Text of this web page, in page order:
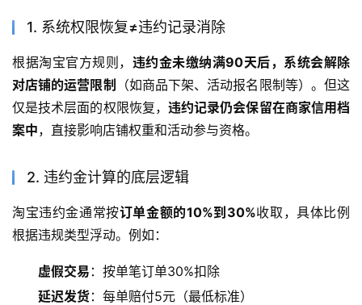
1. 系统权限恢复≠违约记录消除
根据淘宝官方规则， 违约金未缴纳满90天后，系统会解除
对店铺的运营限制 （如商品下架、活动报名限制等）。但这
仅是技术层面的权限恢复， 违约记录仍会保留在商家信用档
案中，直接影响店铺权重和活动参与资格。
2. 违约金计算的底层逻辑
淘宝违约金通常按订单金额的10%到30%收取，具体比例
根据违规类型浮动。例如：
虚假交易 ：按单笔订单30%扣除
延迟发货：每单赔付5元（最低标准）